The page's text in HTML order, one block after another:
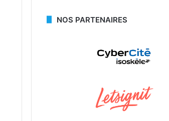
NOS PARTENAIRES